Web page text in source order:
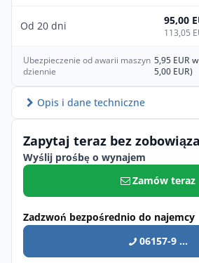
Od 20 dni 95,00
113,05
Ubezpieczenie od awarii maszyn
dziennie
5,95 EUR
5,00 EUR)
Opis i dane techniczne
Zapytaj teraz bez
Wyślij prośbę o wynajem
Zamów teraz
Zadzwoń bezpośrednio do najemcy
06157-9 ...